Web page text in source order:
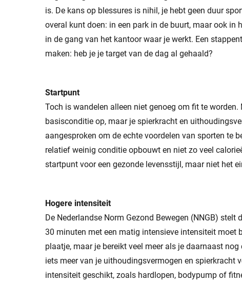
is. De kans op blessures is nihil, je hebt geen duur
overal kunt doen: in een park in de buurt, maar ook
in de gang van het kantoor waar je werkt. Een
maken: heb je je target van de dag al gehaald?
Startpunt
Toch is wandelen alleen niet genoeg om fit te
basisconditie op, maar je spierkracht en
aangesproken om de echte voordelen van sporten te
relatief weinig conditie opbouwt en niet zo veel
startpunt voor een gezonde levensstijl, maar niet het
Hogere intensiteit
De Nederlandse Norm Gezond Bewegen (NNGB)
30 minuten met een matig intensieve intensiteit moet
plaatje, maar je bereikt veel meer als je daarnaast
iets meer van je uithoudingsvermogen en spierkracht
intensiteit geschikt, zoals hardlopen, bodypump of